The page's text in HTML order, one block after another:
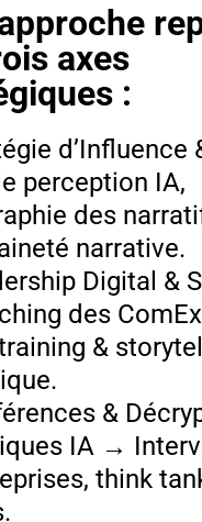
axes
:
d’Influence
perception IA,
des
narrative.
Digital &
des
&
&
IA →
think